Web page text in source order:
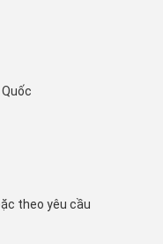
theo yêu cầu